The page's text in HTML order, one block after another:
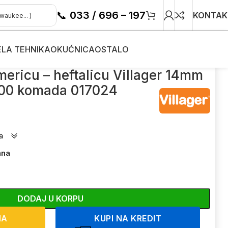
📞 033 / 696 – 197
TEHNIKAOKUĆNICAOSTALO
– heftalicu Villager 14mm
komada 017024
DODAJ U KORPU
KUPI NA KREDIT